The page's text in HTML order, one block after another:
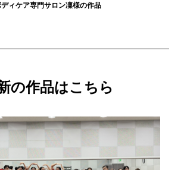
ィケア専門サロン凜様の作品
の作品はこちら